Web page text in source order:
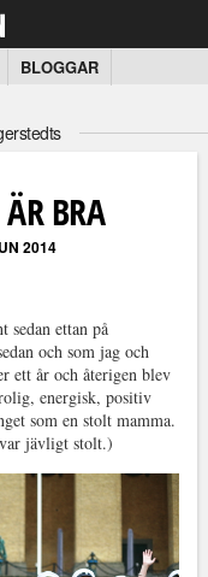
BLOGGAR
BRA
2014
sedan ettan på
och som jag och
ett år och återigen blev
energisk, positiv
som en stolt mamma.
jävligt stolt.)